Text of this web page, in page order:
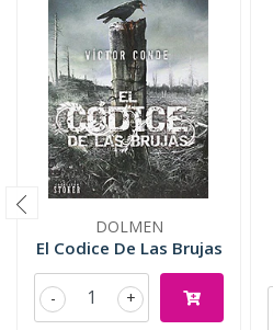
DOLMEN
El Codice De Las Brujas
+
-